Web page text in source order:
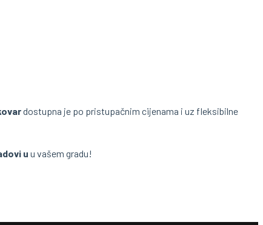
dostupna je po pristupačnim cijenama i uz fleksibilne
u u vašem gradu!